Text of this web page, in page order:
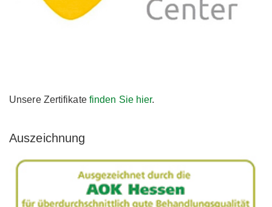
Unsere Zertifikate finden Sie hier.
Auszeichnung